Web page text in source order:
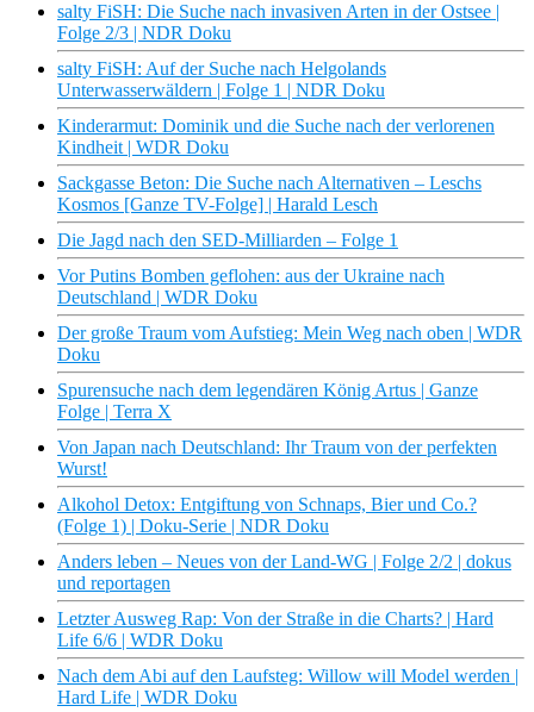
salty FiSH: Die Suche nach invasiven Arten in der Ostsee |
Folge 2/3 | NDR Doku
salty FiSH: Auf der Suche nach Helgolands
Unterwasserwäldern | Folge 1 | NDR Doku
Kinderarmut: Dominik und die Suche nach der verlorenen
Kindheit | WDR Doku
Sackgasse Beton: Die Suche nach Alternativen – Leschs
Kosmos [Ganze TV-Folge] | Harald Lesch
Die Jagd nach den SED-Milliarden – Folge 1
Vor Putins Bomben geflohen: aus der Ukraine nach
Deutschland | WDR Doku
Der große Traum vom Aufstieg: Mein Weg nach oben | WDR
Doku
Spurensuche nach dem legendären König Artus | Ganze
Folge | Terra X
Von Japan nach Deutschland: Ihr Traum von der perfekten
Wurst!
Alkohol Detox: Entgiftung von Schnaps, Bier und Co.?
(Folge 1) | Doku-Serie | NDR Doku
Anders leben – Neues von der Land-WG | Folge 2/2 | dokus
und reportagen
Letzter Ausweg Rap: Von der Straße in die Charts? | Hard
Life 6/6 | WDR Doku
Nach dem Abi auf den Laufsteg: Willow will Model werden |
Hard Life | WDR Doku